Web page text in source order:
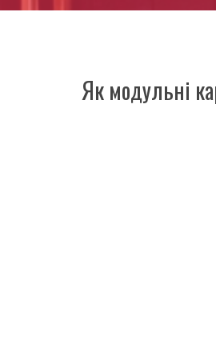
Як модульні